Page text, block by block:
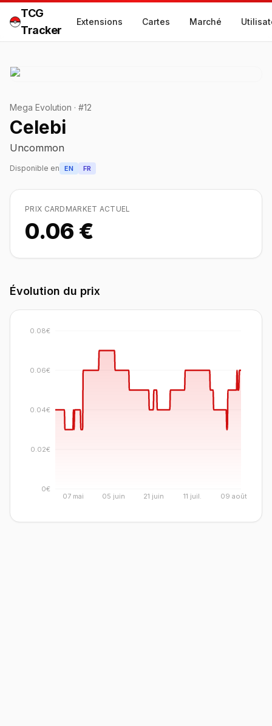
TCG
Tracker
Extensions Cartes Marché
Mega Evolution · #12
Celebi
Uncommon
Disponible en EN FR
PRIX CARDMARKET ACTUEL
0.06 €
Évolution du prix
07 mai 05 juin 21 juin 11 juil. 09 août
0€
0.02€
0.04€
0.06€
0.08€